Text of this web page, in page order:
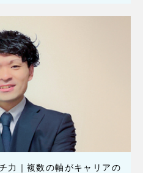
力｜複数の軸がキャリアの